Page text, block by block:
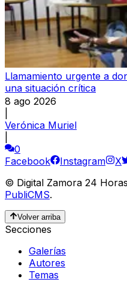
Llamamiento urgente a
una situación crítica
8 ago 2026
Verónica Muriel
0
Facebook
Instagram X
© Digital Zamora 24
PubliCMS.
Volver arriba
Secciones
Galerías
Autores
Temas